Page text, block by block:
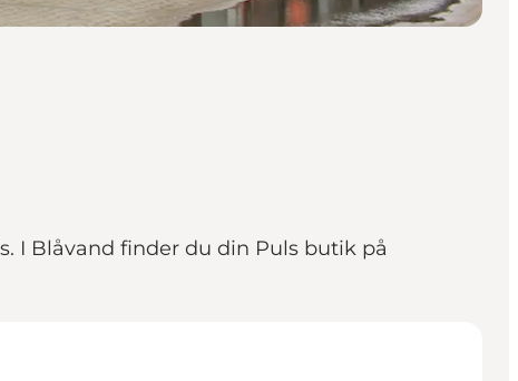
I Blåvand finder du din Puls butik på